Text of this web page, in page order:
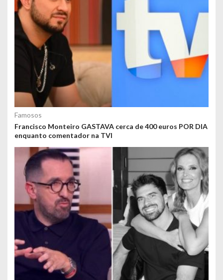
Famosos
Francisco Monteiro GASTAVA cerca de 400 euros POR DIA
enquanto comentador na TVI